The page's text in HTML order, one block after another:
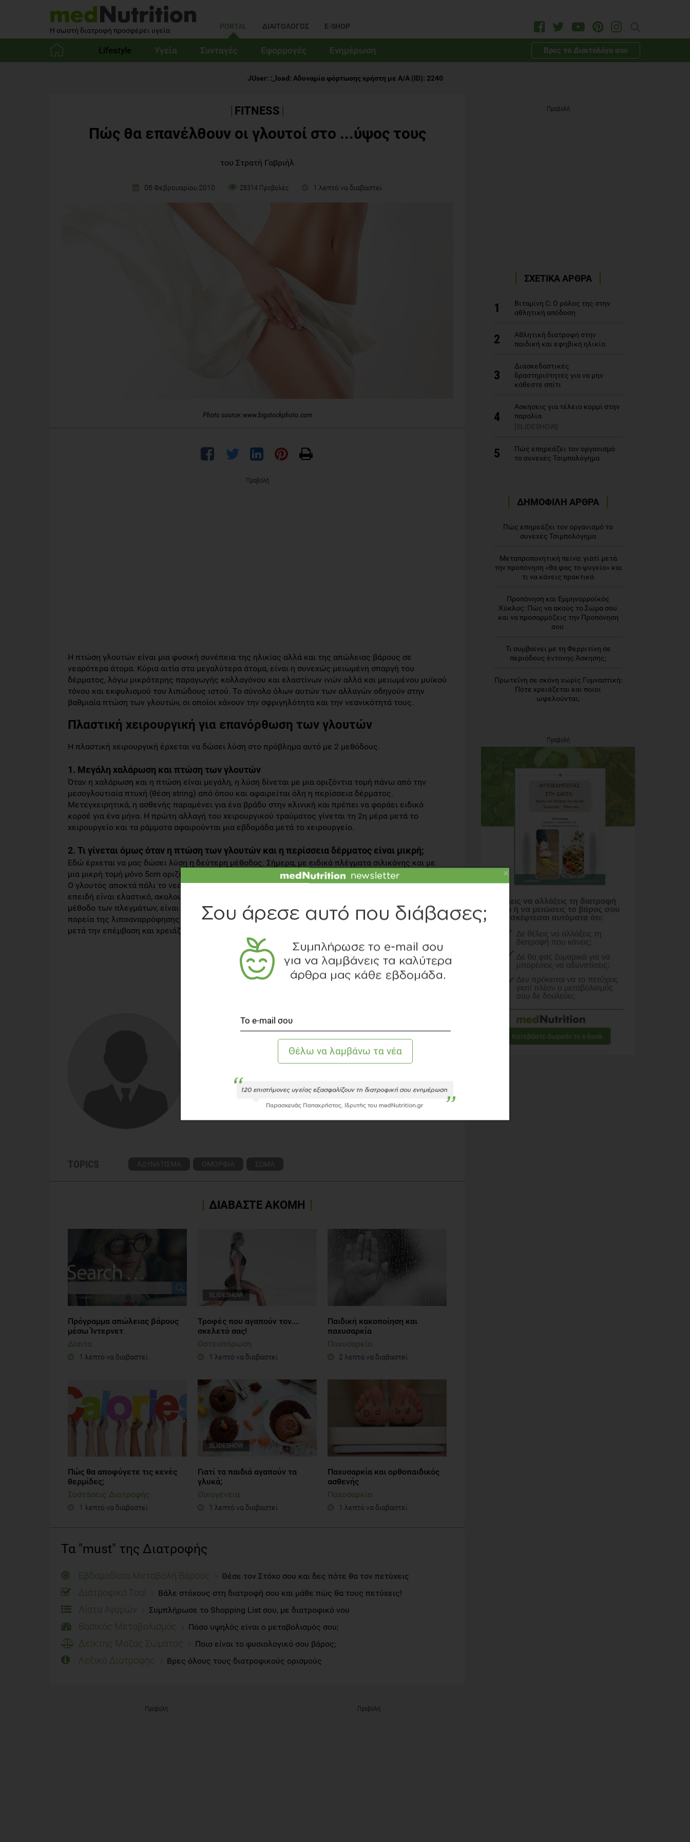
Η σωστή διατροφή προσφέρει υγεία PORTAL ΔΙΑΙΤΟΛΟΓΟΣ E-SHOP
Lifestyle Υγεία Συνταγές Εφαρμογές Ενημέρωση Βρες το Διαιτολόγο σου
JUser: :_load: Αδυναμία φόρτωσης χρήστη με Α/Α (ID): 2240
FITNESS
Πώς θα επανέλθουν οι γλουτοί στο ...ύψος τους
του Στρατή Γαβριήλ
08 Φεβρουαρίου 2010 28314 Προβολές 1 λεπτό να διαβαστεί
Photo source: www.bigstockphoto.com
Προβολή
Η πτώση γλουτών είναι μια φυσική συνέπεια της ηλικίας αλλά και της απώλειας βάρους σε
νεαρότερα άτομα. Κύρια αιτία στα μεγαλύτερα άτομα, είναι η συνεχώς μειωμένη σπαργή του
δέρματος, λόγω μικρότερης παραγωγής κολλαγόνου και ελαστίνων ινών αλλά και μειωμένου μυϊκού
τόνου και εκφυλισμού του λιπώδους ιστού. Το σύνολο όλων αυτών των αλλαγών οδηγούν στην
βαθμιαία πτώση των γλουτών, οι οποίοι χάνουν την σφριγηλότητα και την νεανικότητά τους.
Πλαστική χειρουργική για επανόρθωση των γλουτών
Η πλαστική χειρουργική έρχεται να δώσει λύση στο πρόβλημα αυτό με 2 μεθόδους.
1. Μεγάλη χαλάρωση και πτώση των γλουτών
Όταν η χαλάρωση και η πτώση είναι μεγάλη, η λύση δίνεται με μια οριζόντια τομή πάνω από την
μεσογλουτιαία πτυχή (θέση string) από όπου και αφαιρείται όλη η περίσσεια δέρματος.
Μετεγχειρητικά, η ασθενής παραμένει για ένα βράδυ στην κλινική και πρέπει να φοράει ειδικό
κορσέ για ένα μήνα. Η πρώτη αλλαγή του χειρουργικού τραύματος γίνεται τη 2η μέρα μετά το
χειρουργείο και τα ράμματα αφαιρούνται μια εβδομάδα μετά το χειρουργείο.
2. Τι γίνεται όμως όταν η πτώση των γλουτών και η περίσσεια δέρματος είναι μικρή;
Εδώ έρχεται να μας δώσει λύση η δεύτερη μέθοδος. Σήμερα, με ειδικά πλέγματα σιλικόνης και με
μια μικρή τομή μόνο 5cm οριζοντίως στη μεσογλουτιαία πτυχή, οι γλουτοί μπορούν να ανορθωθούν.
Ο γλουτός αποκτά πάλι το νεανικό του σχήμα και γίνεται πιο ελκυστικός στην κάμψη. Το πλέγμα,
επειδή είναι ελαστικό, ακολουθεί τις κινήσεις του σώματος. Η ανόρθωση των γλουτών με την
μέθοδο των πλεγμάτων, είναι μια απλή επέμβαση, που δεν ξεπερνά σε βαρύτητα την μετεγχειρητική
πορεία της λιποαναρρόφησης. Η ασθενής δεν μένει καθόλου στο νοσοκομείο, εξέρχεται λίγες ώρες
μετά την επέμβαση και χρειάζεται επίσης να φοράει ειδικό κορσέ για ένα μήνα.
Πλαστικός Χειρουργός
TOPICS ΑΔΥΝΑΤΙΣΜΑ ΟΜΟΡΦΙΑ ΣΩΜΑ
ΔΙΑΒΑΣΤΕ ΑΚΟΜΗ
Πρόγραμμα απώλειας βάρους
μέσω Ίντερνετ
Δίαιτα
1 λεπτό να διαβαστεί
SLIDESHOW
Τροφές που αγαπούν τον....
σκελετό σας!
Οστεοπόρωση
1 λεπτό να διαβαστεί
Παιδική κακοποίηση και
παχυσαρκία
Παχυσαρκία
2 λεπτά να διαβαστεί
Πώς θα αποφύγετε τις κενές
θερμίδες;
Συστάσεις Διατροφής
1 λεπτό να διαβαστεί
SLIDESHOW
Γιατί τα παιδιά αγαπούν τα
γλυκά;
Οικογένεια
1 λεπτό να διαβαστεί
Παχυσαρκία και ορθοπαιδικός
ασθενής
Παχυσαρκία
1 λεπτό να διαβαστεί
Τα "must" της Διατροφής
Εβδομαδίαια Μεταβολή Βάρους Θέσε τον Στόχο σου και δες πότε θα τον πετύχεις
Διατροφικό Tool Βάλε στόχους στη διατροφή σου και μάθε πώς θα τους πετύχεις!
Λίστα Αγορών Συμπλήρωσε το Shopping List σου, με διατροφικό νου
Βασικός Μεταβολισμός Πόσο υψηλός είναι ο μεταβολισμός σου;
Δείκτης Μάζας Σώματος Ποιο είναι το φυσιολογικό σου βάρος;
Λεξικό Διατροφής Βρες όλους τους διατροφικούς ορισμούς
Προβολή
ΣΧΕΤΙΚΑ ΑΡΘΡΑ
1
Bιταμίνη C: Ο ρόλος της στην
αθλητική απόδοση
2
Αθλητική διατροφή στην
παιδική και εφηβική ηλικία
3
Διασκεδαστικές
δραστηριότητες για να μην
κάθεστε σπίτι
4
Aσκήσεις για τέλειο κορμί στην
παραλία
[SLIDESHOW]
5
Πώς επηρεάζει τον οργανισμό
το συνεχές Τσιμπολόγημα
ΔΗΜΟΦΙΛΗ ΑΡΘΡΑ
Πώς επηρεάζει τον οργανισμό το
συνεχές Τσιμπολόγημα
Μεταπροπονητική πείνα: γιατί μετά
την προπόνηση «θα φας το ψυγείο» και
τι να κάνεις πρακτικά
Προπόνηση και Εμμηνορροϊκός
Κύκλος: Πώς να ακούς το Σώμα σου
και να προσαρμόζεις την Προπόνηση
σου
Τι συμβαίνει με τη Φερριτίνη σε
περιόδους έντονης Άσκησης;
Πρωτεΐνη σε σκόνη χωρίς Γυμναστική:
Πότε χρειάζεται και ποιοι
ωφελούνται;
Προβολή
Προβολή Προβολή
×